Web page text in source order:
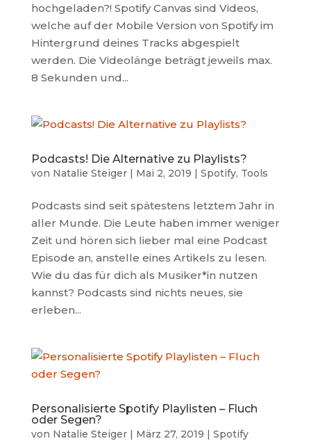
hochgeladen?! Spotify Canvas sind Videos,
welche auf der Mobile Version von Spotify im
Hintergrund deines Tracks abgespielt
werden. Die Videolänge beträgt jeweils max.
8 Sekunden und...
Podcasts! Die Alternative zu Playlists?
von Natalie Steiger| Mai 2, 2019 | Spotify, Tools
Podcasts sind seit spätestens letztem Jahr in
aller Munde. Die Leute haben immer weniger
Zeit und hören sich lieber mal eine Podcast
Episode an, anstelle eines Artikels zu lesen.
Wie du das für dich als Musiker*in nutzen
kannst? Podcasts sind nichts neues, sie
erleben...
Personalisierte Spotify Playlisten – Fluch
oder Segen?
von Natalie Steiger| März 27, 2019 | Spotify